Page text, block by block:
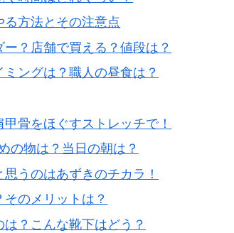
方法とその注意点
？店舗で買える？値段は？
ングは？職人の昼食は？
骨をほぐすストレッチで！
の物は？当日の朝は？
うのはあずきのチカラ！
のメリットは？
？こんな靴下はどう？